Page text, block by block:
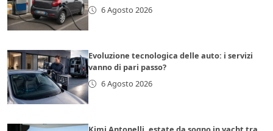
6 Agosto 2026
Evoluzione tecnologica delle auto: i servizi
vanno di pari passo?
6 Agosto 2026